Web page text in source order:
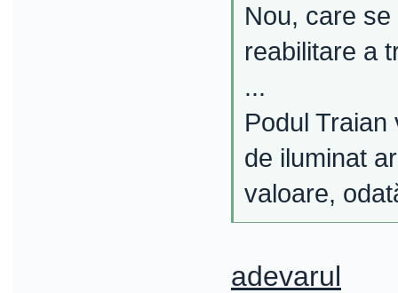
Nou, care
reabilitare a
...
Podul
de iluminat
valoare,
adevarul